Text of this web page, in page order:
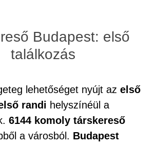
Budapest: első
találkozás
lehetőséget nyújt az első
randi helyszínéül a
6144 komoly társkereső
a városból. Budapest